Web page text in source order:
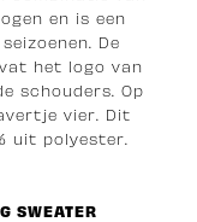
en is een
De
het logo van
schouders. Op
vier. Dit
uit polyester.
SWEATER